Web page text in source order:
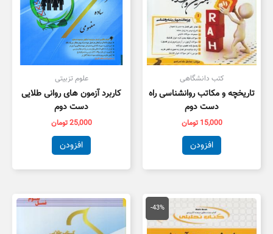
کتب دانشگاهی
تاریخچه و مکاتب روانشناسی راه
دست دوم
15,000 تومان
افزودن
علوم تزبیتی
کاربرد آزمون های روانی طلایی
دست دوم
25,000تومان
افزودن
-43%
قیمت
اصلی
150,000 تومان
بود.
قیمت
فعلی
است.